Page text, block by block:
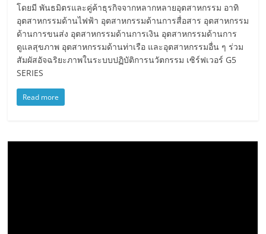
โดยมี พันธมิตรและคู่ค้าธุรกิจจากหลากหลายอุตสาหกรรม อาทิ
อุตสาหกรรมด้านไฟฟ้า อุตสาหกรรมด้านการสื่อสาร อุตสาหกรรม
ด้านการขนส่ง อุตสาหกรรมด้านการเงิน อุตสาหกรรมด้านการ
ดูแลสุขภาพ อุตสาหกรรมด้านท่าเรือ และอุตสาหกรรมอื่น ๆ ร่วม
สัมผัสอัจฉริยะภาพในระบบปฏิบัติการนวัตกรรม เซิร์ฟเวอร์ G5
SERIES
Read more